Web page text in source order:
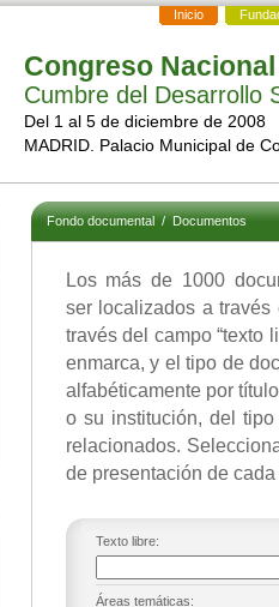
Inicio
Congreso
Cumbre del Desarrollo
Del 1 al 5 de diciembre de 2008
MADRID. Palacio Municipal de
Fondo documental/Documentos
Los más de 1000
ser localizados a
través del campo “texto
enmarca, y el tipo de
alfabéticamente por
o su institución, del
relacionados.
de presentación de
Texto libre:
Áreas temáticas: